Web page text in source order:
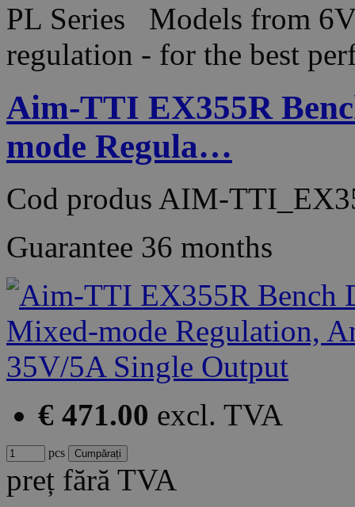
PL Series Models from
regulation - for the best
Aim-TTI EX355R
mode Regula…
Cod produs AIM-
Guarantee 36 months
€ 471.00 excl. TVA
pcs
preț fără TVA